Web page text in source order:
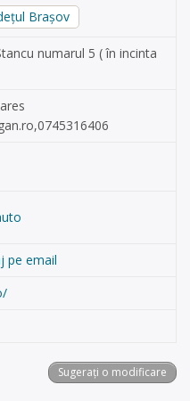
Brașov
numarul 5 ( în incinta
,0745316406
pe email
Sugerați o modificare